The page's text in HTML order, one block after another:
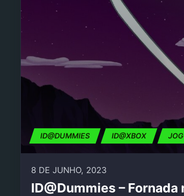
ID@DUMMIES ID@XBOX
8 DE JUNHO, 2023
ID@Dummies –